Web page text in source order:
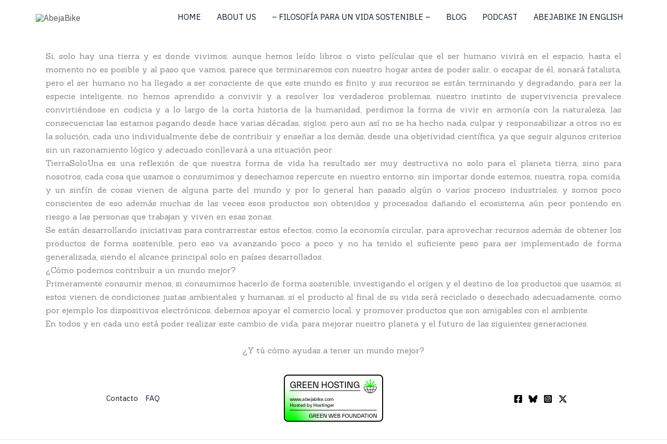
HOME ABOUT US – FILOSOFÍA PARA UN VIDA SOSTENIBLE – BLOG PODCAST ABEJABIKE IN ENGLISH
Si, solo hay una tierra y es donde vivimos, aunque hemos leído libros o visto películas que el ser humano vivirá en el espacio, hasta el
momento no es posible y al paso que vamos, parece que terminaremos con nuestro hogar antes de poder salir, o escapar de él, sonará fatalista,
pero el ser humano no ha llegado a ser consciente de que este mundo es finito y sus recursos se están terminando y degradando, para ser la
especie inteligente, no hemos aprendido a convivir y a resolver los verdaderos problemas, nuestro instinto de supervivencia prevalece
convirtiéndose en codicia y a lo largo de la corta historia de la humanidad, perdimos la forma de vivir en armonía con la naturaleza, las
consecuencias las estamos pagando desde hace varias décadas, siglos, pero aun así no se ha hecho nada, culpar y responsabilizar a otros no es
la solución, cada uno individualmente debe de contribuir y enseñar a los demás, desde una objetividad científica, ya que seguir algunos criterios
sin un razonamiento lógico y adecuado conllevará a una situación peor.
TierraSoloUna es una reflexión de que nuestra forma de vida ha resultado ser muy destructiva no solo para el planeta tierra, sino para
nosotros, cada cosa que usamos o consumimos y desechamos repercute en nuestro entorno, sin importar donde estemos, nuestra, ropa, comida,
y un sinfín de cosas vienen de alguna parte del mundo y por lo general han pasado algún o varios proceso industriales, y somos poco
conscientes de eso además muchas de las veces esos productos son obtenidos y procesados dañando el ecosistema, aún peor poniendo en
riesgo a las personas que trabajan y viven en esas zonas.
Se están desarrollando iniciativas para contrarrestar estos efectos, como la economía circular, para aprovechar recursos además de obtener los
productos de forma sostenible, pero eso va avanzando poco a poco y no ha tenido el suficiente peso para ser implementado de forma
generalizada, siendo el alcance principal solo en países desarrollados.
¿Cómo podemos contribuir a un mundo mejor?
Primeramente consumir menos, si consumimos hacerlo de forma sostenible, investigando el origen y el destino de los productos que usamos, si
estos vienen de condiciones justas ambientales y humanas, si el producto al final de su vida será reciclado o desechado adecuadamente, como
por ejemplo los dispositivos electrónicos, debemos apoyar el comercio local, y promover productos que son amigables con el ambiente.
En todos y en cada uno está poder realizar este cambio de vida, para mejorar nuestro planeta y el futuro de las siguientes generaciones.
¿Y tú cómo ayudas a tener un mundo mejor?
Contacto FAQ